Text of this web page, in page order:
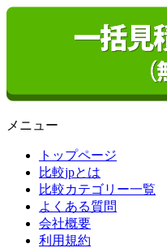
メニュー
トップページ
比較jpとは
比較カテゴリー一覧
よくある質問
会社概要
利用規約